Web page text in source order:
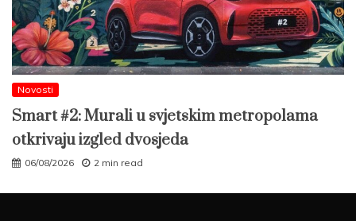
Novosti
Smart #2: Murali u svjetskim metropolama
otkrivaju izgled dvosjeda
06/08/2026 2 min read